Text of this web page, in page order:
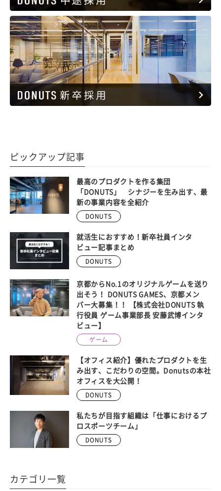
ピックアップ記事
最高のプロダクトを作る集団
「DONUTS」 シナジーを生み出す、最
新の事業内容を全紹介
DONUTS
就活生におすすめ！新卒社員インタ
ビュー記事まとめ
DONUTS
京都からNo.1のオリジナルゲームを送り
出そう！ DONUTS GAMES、京都メン
バー大募集！！ 【株式会社DONUTS 執
行役員 ゲーム事業部長 安藤武博インタ
ビュー】
ゲーム
【オフィス紹介】優れたプロダクトを生
み出す、こだわりの空間。Donutsの本社
オフィスを大公開！
DONUTS
私たちが目指す組織は「仕事におけるプ
ロスポーツチーム」
DONUTS
カテゴリ一覧